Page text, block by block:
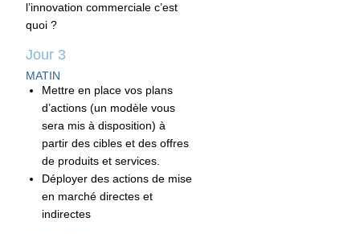
l’innovation commerciale c’est
quoi ?
Jour 3
MATIN
Mettre en place vos plans
d’actions (un modèle vous
sera mis à disposition) à
partir des cibles et des offres
de produits et services.
Déployer des actions de mise
en marché directes et
indirectes